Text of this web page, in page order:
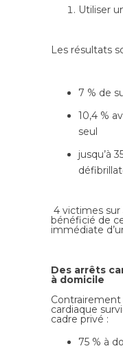
Utiliser
Les résultats
7 % de
10,4 %
seul
jusqu’à
4 victimes
bénéficié de
immédiate
Des arrêts
à domicile
Contrairement
cardiaque
cadre privé :
75 % à